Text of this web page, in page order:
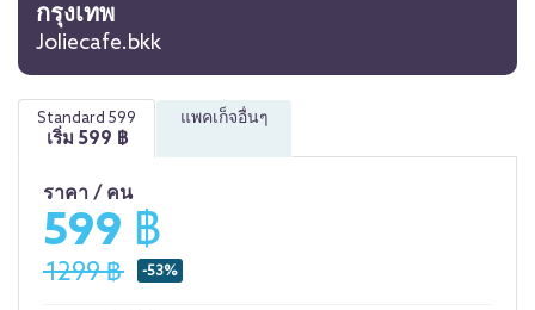
กรุงเทพ
Joliecafe.bkk
Standard 599
เริ่ม 599 ฿
แพคเก็จอื่นๆ
ราคา / คน
599 ฿
1299 ฿ -53%